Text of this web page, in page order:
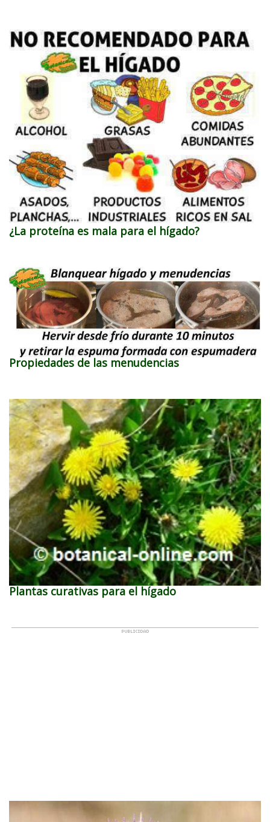
¿La proteína es mala para el hígado?
Propiedades de las menudencias
Plantas curativas para el hígado